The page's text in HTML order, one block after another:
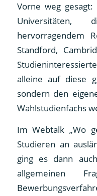
Vorne weg
Universitäten,
hervorragendem
Standford,
alleine auf diese
sondern den
Wahlstudienfachs
Im Webtalk „Wo
Studieren an
ging es dann
allgemeinen